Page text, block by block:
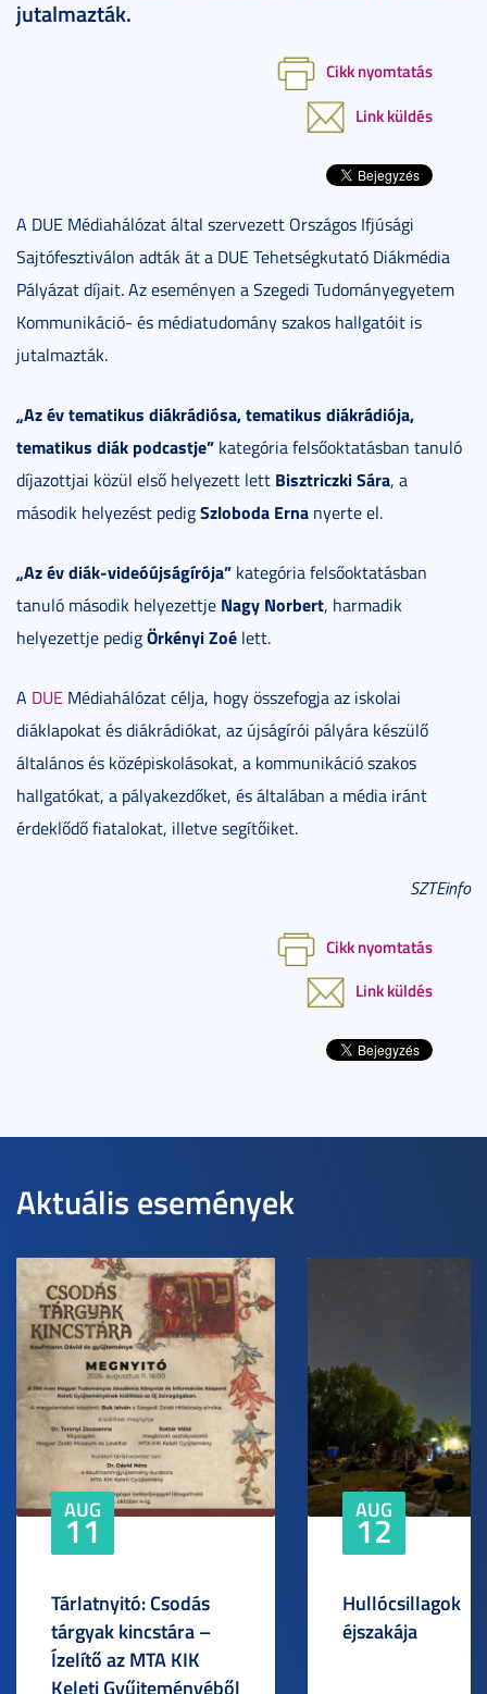
jutalmazták.
Cikk nyomtatás
Link küldés
A DUE Médiahálózat által szervezett Országos Ifjúsági
Sajtófesztiválon adták át a DUE Tehetségkutató Diákmédia
Pályázat díjait. Az eseményen a Szegedi Tudományegyetem
Kommunikáció- és médiatudomány szakos hallgatóit is
jutalmazták.
„Az év tematikus diákrádiósa, tematikus diákrádiója,
tematikus diák podcastje” kategória felsőoktatásban tanuló
díjazottjai közül első helyezett lett Bisztriczki Sára, a
második helyezést pedigSzloboda Erna nyerte el.
„Az év diák-videóújságírója” kategória felsőoktatásban
tanuló második helyezettje Nagy Norbert, harmadik
helyezettje pedigÖrkényi Zoé lett.
A DUE Médiahálózat célja, hogy összefogja az iskolai
diáklapokat és diákrádiókat, az újságírói pályára készülő
általános és középiskolásokat, a kommunikáció szakos
hallgatókat, a pályakezdőket, és általában a média iránt
érdeklődő fiatalokat, illetve segítőiket.
SZTEinfo
Cikk nyomtatás
Link küldés
Aktuális események
AUG
11
Tárlatnyitó: Csodás
tárgyak kincstára –
Ízelítő az MTA KIK
Keleti Gyűjteményéből
AUG
12
Hullócsillagok
éjszakája